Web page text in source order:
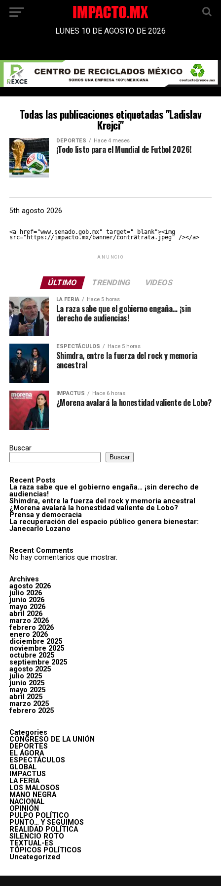
LUNES 10 DE AGOSTO DE 2026
Todas las publicaciones etiquetadas "Ladislav
Krejci"
DEPORTES Hace 4 meses
¡Todo listo para el Mundial de Futbol 2026!
5th agosto 2026
<a href="www.senado.gob.mx" target="_blank"><img
src="https://impacto.mx/banner/contratrata.jpeg" /></a>
ANUNCIO
ÚLTIMO TRENDING VIDEOS
LA FERIA Hace 5 horas
La raza sabe que el gobierno engaña… ¡sin
derecho de audiencias!
ESPECTÁCULOS Hace 5 horas
Shimdra, entre la fuerza del rock y memoria
ancestral
IMPACTUS Hace 6 horas
¿Morena avalará la honestidad valiente de Lobo?
Buscar
Buscar
Recent Posts
La raza sabe que el gobierno engaña… ¡sin derecho de
audiencias!
Shimdra, entre la fuerza del rock y memoria ancestral
¿Morena avalará la honestidad valiente de Lobo?
Prensa y democracia
La recuperación del espacio público genera bienestar:
Janecarlo Lozano
Recent Comments
No hay comentarios que mostrar.
Archives
agosto 2026
julio 2026
junio 2026
mayo 2026
abril 2026
marzo 2026
febrero 2026
enero 2026
diciembre 2025
noviembre 2025
octubre 2025
septiembre 2025
agosto 2025
julio 2025
junio 2025
mayo 2025
abril 2025
marzo 2025
febrero 2025
Categories
CONGRESO DE LA UNIÓN
DEPORTES
EL ÁGORA
ESPECTÁCULOS
GLOBAL
IMPACTUS
LA FERIA
LOS MALOSOS
MANO NEGRA
NACIONAL
OPINIÓN
PULPO POLÍTICO
PUNTO… Y SEGUIMOS
REALIDAD POLÍTICA
SILENCIO ROTO
TEXTUAL-ES
TÓPICOS POLÍTICOS
Uncategorized